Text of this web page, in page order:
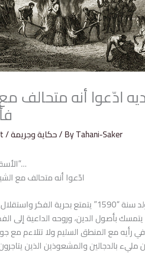
ادّعوا أنه متحالف
/حكاية وجريمة/ ByTahani-Saker
الأسقف “أوربان غرانديه”…
ادّعوا أنه متحالف مع
كان الأسقف الشاب “أوربان غرانديه” الذي ولد سنة “1590”
بأصول الدين، وروحه الداعية إلى
رأيه مع المنطق السليم ولا تتلاءم مع